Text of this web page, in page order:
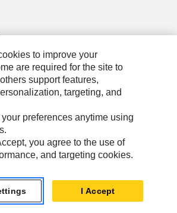
Caterpillar. Tous droits réservés.
to improve your
are required for the site to
support features,
targeting, and
preferences anytime using
you agree to the use of
and targeting cookies.
I Accept